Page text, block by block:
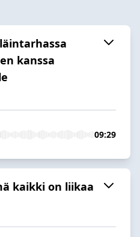
kanssa
09:29
kaikki on liikaa